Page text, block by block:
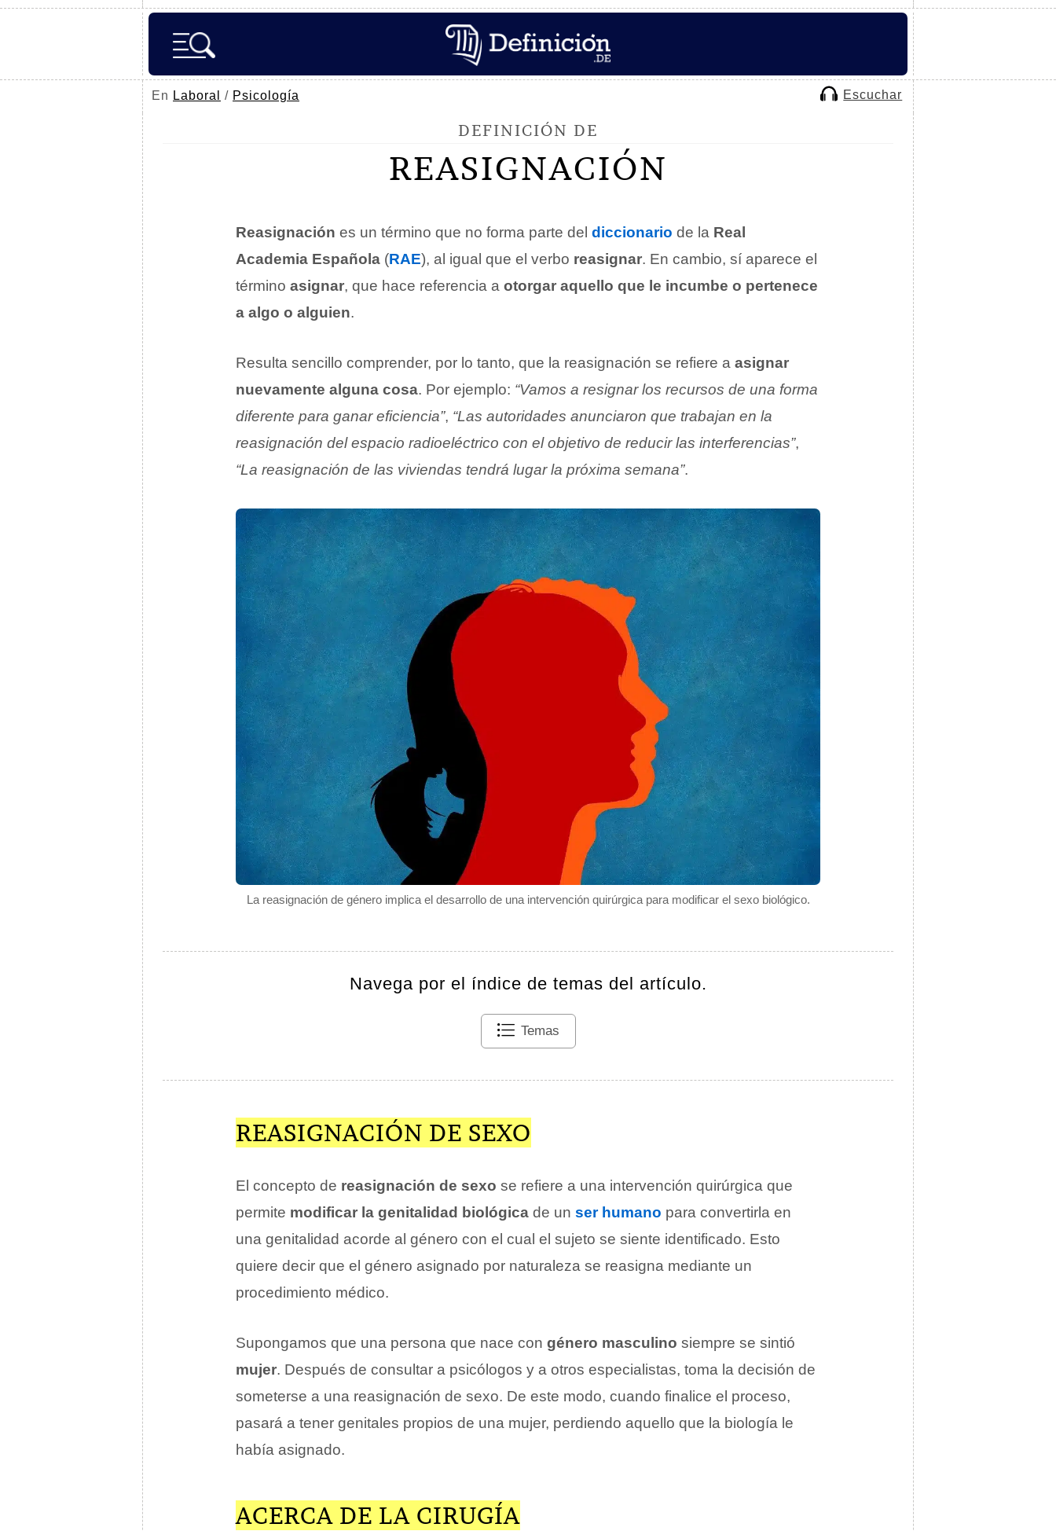
En Laboral / Psicología Escuchar
DEFINICIÓN DE
REASIGNACIÓN
La reasignación de género implica el desarrollo de una intervención quirúrgica para modificar el sexo biológico.
Reasignación es un término que no forma parte del diccionario de la Real
Academia Española (RAE), al igual que el verbo reasignar. En cambio, sí aparece el
término asignar, que hace referencia a otorgar aquello que le incumbe o pertenece
a algo o alguien.
Resulta sencillo comprender, por lo tanto, que la reasignación se refiere a asignar
nuevamente alguna cosa. Por ejemplo: “Vamos a resignar los recursos de una forma
diferente para ganar eficiencia”, “Las autoridades anunciaron que trabajan en la
reasignación del espacio radioeléctrico con el objetivo de reducir las interferencias”,
“La reasignación de las viviendas tendrá lugar la próxima semana”.
Navega por el índice de temas del artículo.
Temas
REASIGNACIÓN DE SEXO
El concepto de reasignación de sexo se refiere a una intervención quirúrgica que
permite modificar la genitalidad biológica de un ser humano para convertirla en
una genitalidad acorde al género con el cual el sujeto se siente identificado. Esto
quiere decir que el género asignado por naturaleza se reasigna mediante un
procedimiento médico.
Supongamos que una persona que nace con género masculino siempre se sintió
mujer. Después de consultar a psicólogos y a otros especialistas, toma la decisión de
someterse a una reasignación de sexo. De este modo, cuando finalice el proceso,
pasará a tener genitales propios de una mujer, perdiendo aquello que la biología le
había asignado.
ACERCA DE LA CIRUGÍA